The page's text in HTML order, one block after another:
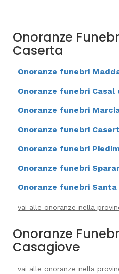
Onoranze
Caserta
Onoranze funebri
Onoranze funebri Casal
Onoranze funebri
Onoranze funebri
Onoranze funebri
Onoranze funebri
Onoranze funebri
vai alle onoranze nella
Onoranze
Casagiove
vai alle onoranze nella